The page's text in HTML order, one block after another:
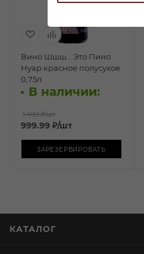
Вино Шшш… Это Пино
Нуар красное полусухое
0,75л
В наличии:
1 499 ₽/шт
999.99 ₽/шт
ЗАРЕЗЕРВИРОВАТЬ
КАТАЛОГ